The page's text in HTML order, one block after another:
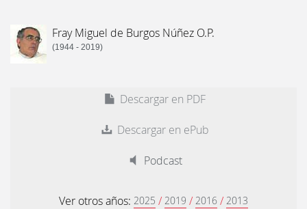
Fray Miguel de Burgos Núñez O.P.
(1944 - 2019)
Descargar en PDF
Descargar en ePub
Podcast
Ver otros años: 2025 / 2019 / 2016 / 2013